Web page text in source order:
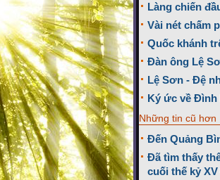
Làng chiến
Vài nét chấm
Quốc khánh
Đàn ông Lệ
Lệ Sơn - Đệ
Ký ức về Đình
Những tin cũ hơn
Đến Quảng
Đã tìm thấy
cuối thế kỷ XV